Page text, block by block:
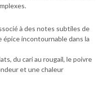
à des notes subtiles de
incontournable dans la
du cari au rougail, le poivre
et une chaleur